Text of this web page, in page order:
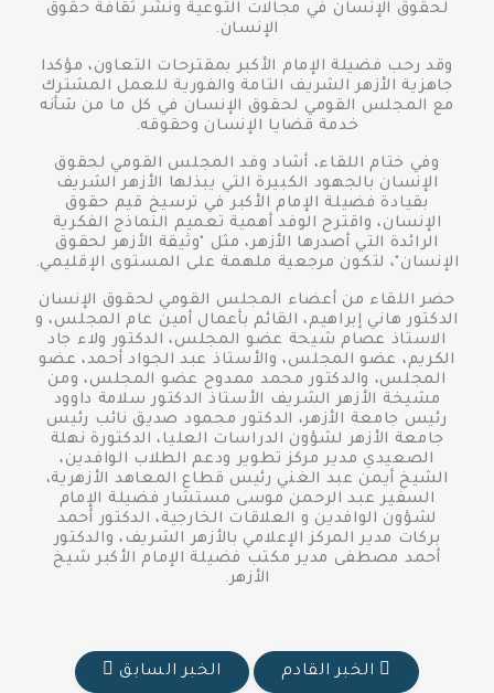
لحقوق الإنسان في مجالات التوعية ونشر ثقافة حقوق
الإنسان.
وقد رحب فضيلة الإمام الأكبر بمقترحات التعاون، مؤكدا
جاهزية الأزهر الشريف التامة والفورية للعمل المشترك
مع المجلس القومي لحقوق الإنسان في كل ما من شأنه
خدمة قضايا الإنسان وحقوقه.
وفي ختام اللقاء، أشاد وفد المجلس القومي لحقوق
الإنسان بالجهود الكبيرة التي يبذلها الأزهر الشريف
بقيادة فضيلة الإمام الأكبر في ترسيخ قيم حقوق
الإنسان، واقترح الوفد أهمية تعميم النماذج الفكرية
الرائدة التي أصدرها الأزهر، مثل "وثيقة الأزهر لحقوق
الإنسان"، لتكون مرجعية ملهمة على المستوى الإقليمي.
حضر اللقاء من أعضاء المجلس القومي لحقوق الإنسان
الدكتور هاني إبراهيم، القائم بأعمال أمين عام المجلس، و
الاستاذ عصام شيحة عضو المجلس، الدكتور ولاء جاد
الكريم، عضو المجلس، والأستاذ عبد الجواد أحمد، عضو
المجلس، والدكتور محمد ممدوح عضو المجلس، ومن
مشيخة الأزهر الشريف الأستاذ الدكتور سلامة داوود
رئيس جامعة الأزهر، الدكتور محمود صديق نائب رئيس
جامعة الأزهر لشؤون الدراسات العليا، الدكتورة نهلة
الصعيدي مدير مركز تطوير ودعم الطلاب الوافدين،
الشيخ أيمن عبد الغني رئيس قطاع المعاهد الأزهرية،
السفير عبد الرحمن موسى مستشار فضيلة الإمام
لشؤون الوافدين و العلاقات الخارجية، الدكتور أحمد
بركات مدير المركز الإعلامي بالأزهر الشريف، والدكتور
أحمد مصطفى مدير مكتب فضيلة الإمام الأكبر شيخ
الأزهر.
الخبر القادم الخبر السابق